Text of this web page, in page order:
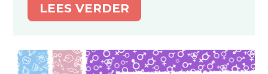
LEES VERDER